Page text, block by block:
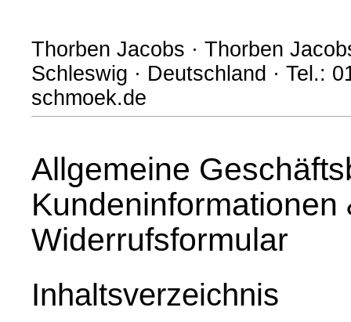
Thorben Jacobs · Thorben
Schleswig · Deutschland · Tel.:
schmoek.de
Allgemeine
Widerrufsformular
Inhaltsverzeichnis